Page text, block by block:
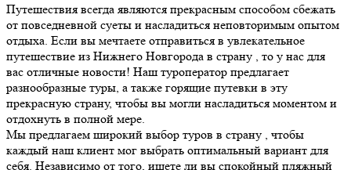
Путешествия всегда являются прекрасным способом сбежать
от повседневной суеты и насладиться неповторимым опытом
отдыха. Если вы мечтаете отправиться в увлекательное
путешествие из Нижнего Новгорода в страну , то у нас для
вас отличные новости! Наш туроператор предлагает
разнообразные туры, а также горящие путевки в эту
прекрасную страну, чтобы вы могли насладиться моментом и
отдохнуть в полной мере.
Мы предлагаем широкий выбор туров в страну , чтобы
каждый наш клиент мог выбрать оптимальный вариант для
себя. Независимо от того, ищете ли вы спокойный пляжный